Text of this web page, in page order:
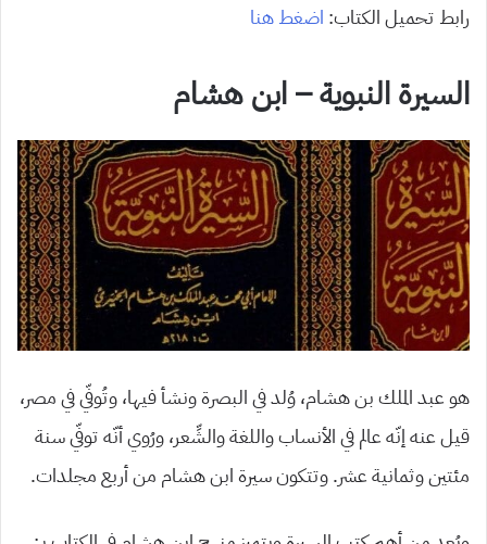
رابط تحميل الكتاب: اضغط هنا
السيرة النبوية – ابن هشام
هو عبد الملك بن هشام، وُلد في البصرة ونشأ فيها، وتُوفّي في مصر،
قيل عنه إنّه عالم في الأنساب واللغة والشِّعر، ورُوي أنّه توفّي سنة
مئتين وثمانية عشر. وتتكون سيرة ابن هشام من أربع مجلدات.